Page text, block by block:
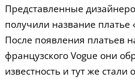
Представленные
получили название платье
После появления платьев
французского Vogue они
известность и тут же стали